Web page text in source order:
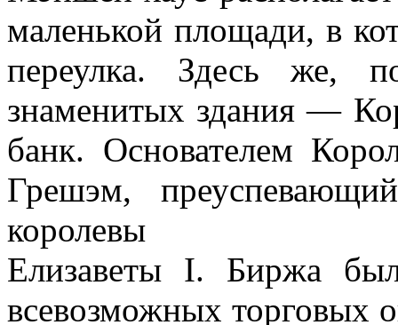
маленькой площади, в
переулка. Здесь же,
знаменитых здания —
банк. Основателем
Грешэм,
королевы
Елизаветы I. Биржа
всевозможных торговых